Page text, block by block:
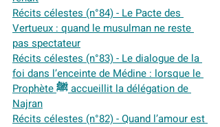
Récits célestes (n°84) - Le Pacte des
Vertueux : quand le musulman ne reste
pas spectateur
Récits célestes (n°83) - Le dialogue de la
foi dans l’enceinte de Médine : lorsque le
Prophète ﷺ accueillit la délégation de
Najran
Récits célestes (n°82) - Quand l’amour est